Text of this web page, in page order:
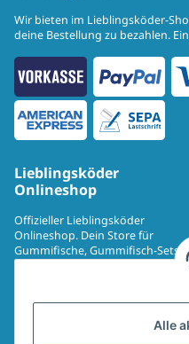
Alle
Wir bieten im Lieblingsköder-
deine Bestellung zu bezahlen.
Lieblingsköder
Onlineshop
Offizieller Lieblingsköder
Onlineshop. Dein Store für
Gummifische, Gummifisch-Sets,